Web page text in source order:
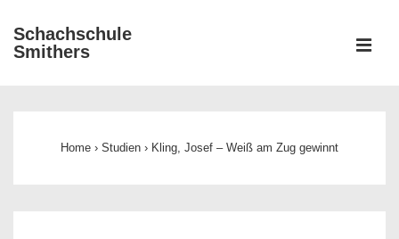
Zum
Inhalt
Schachschule
Smithers
Home › Studien › Kling, Josef – Weiß am Zug gewinnt